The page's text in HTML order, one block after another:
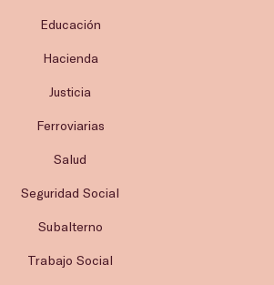
Educación
Hacienda
Justicia
Ferroviarias
Salud
Seguridad Social
Subalterno
Trabajo Social